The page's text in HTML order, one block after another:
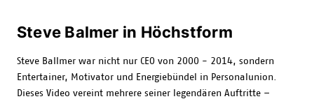
Steve Balmer in Höchstform
Steve Ballmer war nicht nur CEO von 2000 - 2014, sondern
Entertainer, Motivator und Energiebündel in Personalunion.
Dieses Video vereint mehrere seiner legendären Auftritte –